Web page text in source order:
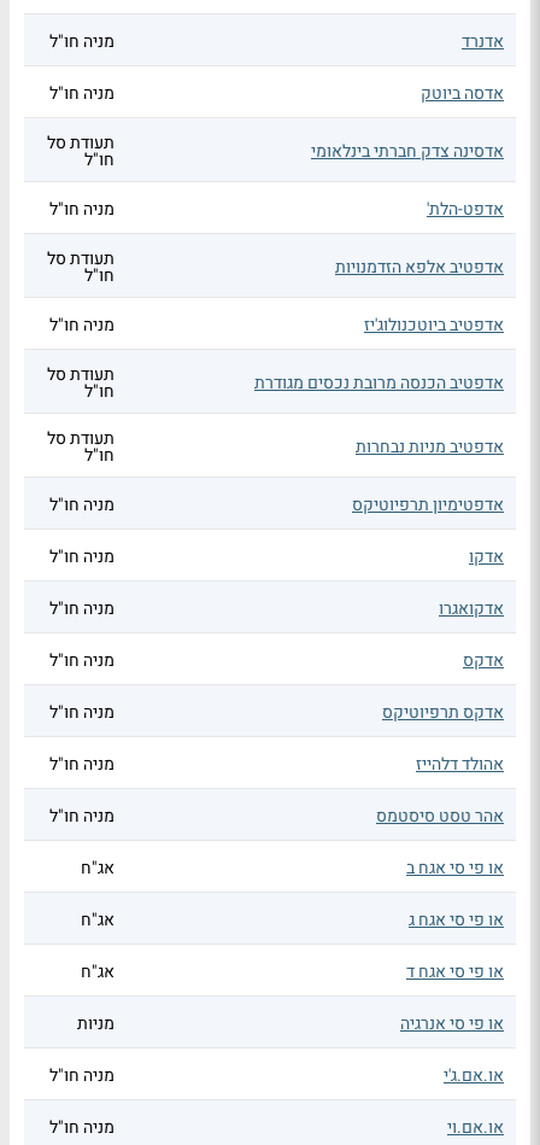
אדנרד מניה חו"ל
אדסה ביוטק מניה חו"ל
אדסינה צדק חברתי בינלאומי תעודת סל
חו"ל
אדפט-הלת'
מניה חו"ל
אדפטיב אלפא הזדמנויות תעודת סל
חו"ל
אדפטיב ביוטכנולוג'יז
מניה חו"ל
אדפטיב הכנסה מרובת נכסים מגודרת תעודת סל
חו"ל
אדפטיב מניות נבחרות תעודת סל
חו"ל
אדפטימיון תרפיוטיקס
מניה חו"ל
אדקו מניה חו"ל
אדקואגרו מניה חו"ל
אדקס מניה חו"ל
אדקס תרפיוטיקס מניה חו"ל
אהולד דלהייז מניה חו"ל
אהר טסט סיסטמס מניה חו"ל
או פי סי אגח ב אג"ח
או פי סי אגח ג אג"ח
או פי סי אגח ד אג"ח
או פי סי אנרגיה מניות
או.אם.ג'י מניה חו"ל
או.אם.וי מניה חו"ל